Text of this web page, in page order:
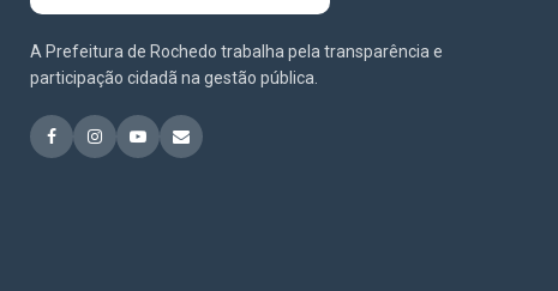
A Prefeitura de Rochedo trabalha pela transparência e
participação cidadã na gestão pública.